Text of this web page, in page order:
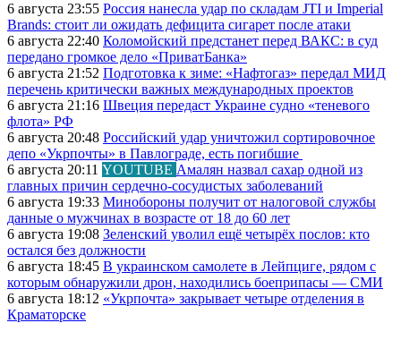
6 августа 23:55 Россия нанесла удар по складам JTI и Imperial
Brands: стоит ли ожидать дефицита сигарет после атаки
6 августа 22:40 Коломойский предстанет перед ВАКС: в суд
передано громкое дело «ПриватБанка»
6 августа 21:52 Подготовка к зиме: «Нафтогаз» передал МИД
перечень критически важных международных проектов
6 августа 21:16 Швеция передаст Украине судно «теневого
флота» РФ
6 августа 20:48 Российский удар уничтожил сортировочное
депо «Укрпочты» в Павлограде, есть погибшие
6 августа 20:11 YOUTUBE Амалян назвал сахар одной из
главных причин сердечно-сосудистых заболеваний
6 августа 19:33 Минобороны получит от налоговой службы
данные о мужчинах в возрасте от 18 до 60 лет
6 августа 19:08 Зеленский уволил ещё четырёх послов: кто
остался без должности
6 августа 18:45 В украинском самолете в Лейпциге, рядом с
которым обнаружили дрон, находились боеприпасы — СМИ
6 августа 18:12 «Укрпочта» закрывает четыре отделения в
Краматорске